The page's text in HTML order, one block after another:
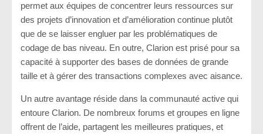
permet aux équipes de concentrer leurs ressources sur
des projets d’innovation et d’amélioration continue plutôt
que de se laisser engluer par les problématiques de
codage de bas niveau. En outre, Clarion est prisé pour sa
capacité à supporter des bases de données de grande
taille et à gérer des transactions complexes avec aisance.
Un autre avantage réside dans la communauté active qui
entoure Clarion. De nombreux forums et groupes en ligne
offrent de l’aide, partagent les meilleures pratiques, et